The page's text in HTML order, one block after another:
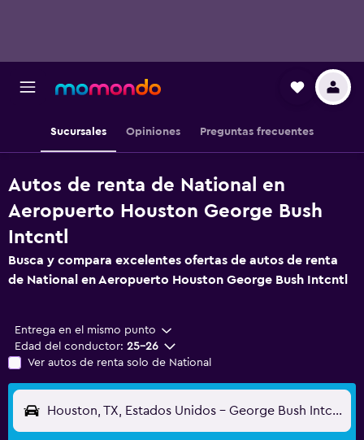
Sucursales Opiniones Preguntas frecuentes
Autos de renta de National en
Aeropuerto Houston George Bush
Intcntl
Busca y compara excelentes ofertas de autos de renta
de National en Aeropuerto Houston George Bush Intcntl
Entrega en el mismo punto
Edad del conductor: 25-26
Ver autos de renta solo de National
Houston, TX, Estados Unidos - George Bush Intcntl (IAH)